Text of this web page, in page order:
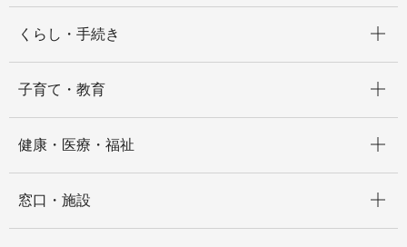
くらし・手続き
子育て・教育
健康・医療・福祉
窓口・施設